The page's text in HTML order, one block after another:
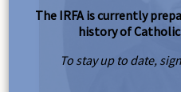
The IRFA is currently
history of
To stay up to date,